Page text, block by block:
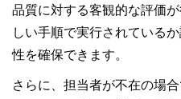
品質に対する客観的な評価
しい手順で実行されている
性を確保できます。
さらに、担当者が不在の場